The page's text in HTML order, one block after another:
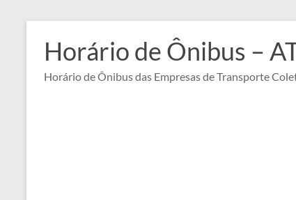
paraHorário de Ônibus –
Horário de Ônibus das Empresas de Transporte